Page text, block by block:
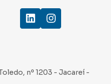
nº 1203 - Jacareí -